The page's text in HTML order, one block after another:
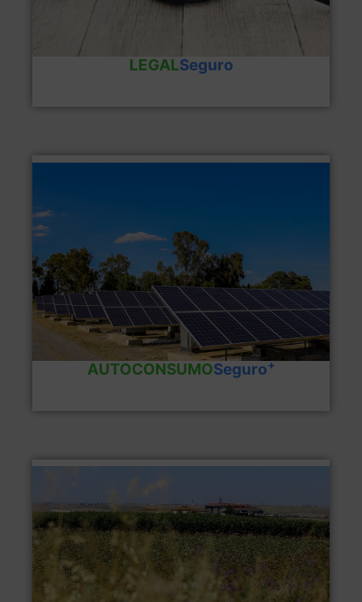
LEGALSeguro
AUTOCONSUMOSeguro+
Ventajas del producto
AUTOCONSUMOSeguro
Ventajas del producto